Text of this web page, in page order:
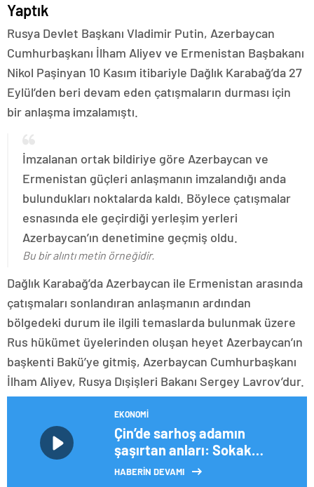
Yaptık
Rusya Devlet Başkanı Vladimir Putin, Azerbaycan
Cumhurbaşkanı İlham Aliyev ve Ermenistan Başbakanı
Nikol Paşinyan 10 Kasım itibariyle Dağlık Karabağ’da 27
Eylül’den beri devam eden çatışmaların durması için
bir anlaşma imzalamıştı.
İmzalanan ortak bildiriye göre Azerbaycan ve
Ermenistan güçleri anlaşmanın imzalandığı anda
bulundukları noktalarda kaldı. Böylece çatışmalar
esnasında ele geçirdiği yerleşim yerleri
Azerbaycan’ın denetimine geçmiş oldu.
Bu bir alıntı metin örneğidir.
Dağlık Karabağ’da Azerbaycan ile Ermenistan arasında
çatışmaları sonlandıran anlaşmanın ardından
bölgedeki durum ile ilgili temaslarda bulunmak üzere
Rus hükümet üyelerinden oluşan heyet Azerbaycan’ın
başkenti Bakü’ye gitmiş, Azerbaycan Cumhurbaşkanı
İlham Aliyev, Rusya Dışişleri Bakanı Sergey Lavrov’dur.
EKONOMI
Çin’de sarhoş adamın
şaşırtan anları: Sokak
ortasında pitonla mücadele
HABERİN DEVAMI